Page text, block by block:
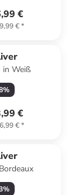
€
€*
Weiß
%
€
€*
%